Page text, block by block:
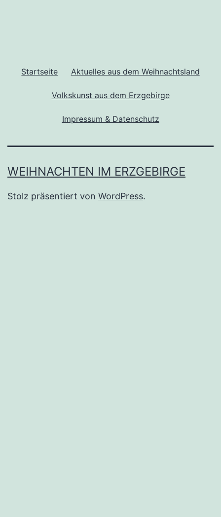
Startseite Aktuelles aus dem Weihnachtsland
Volkskunst aus dem Erzgebirge
Impressum & Datenschutz
WEIHNACHTEN IM ERZGEBIRGE
Stolz präsentiert von WordPress.